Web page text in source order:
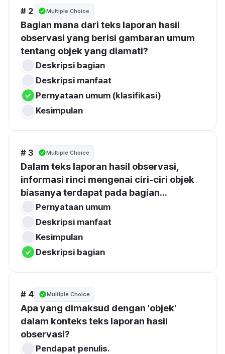
# 2 Multiple Choice
Bagian mana dari teks laporan hasil
observasi yang berisi gambaran umum
tentang objek yang diamati?
Deskripsi bagian
Deskripsi manfaat
Pernyataan umum (klasifikasi)
Kesimpulan
# 3 Multiple Choice
Dalam teks laporan hasil observasi,
informasi rinci mengenai ciri-ciri objek
biasanya terdapat pada bagian...
Pernyataan umum
Deskripsi manfaat
Kesimpulan
Deskripsi bagian
# 4 Multiple Choice
Apa yang dimaksud dengan 'objek'
dalam konteks teks laporan hasil
observasi?
Pendapat penulis.